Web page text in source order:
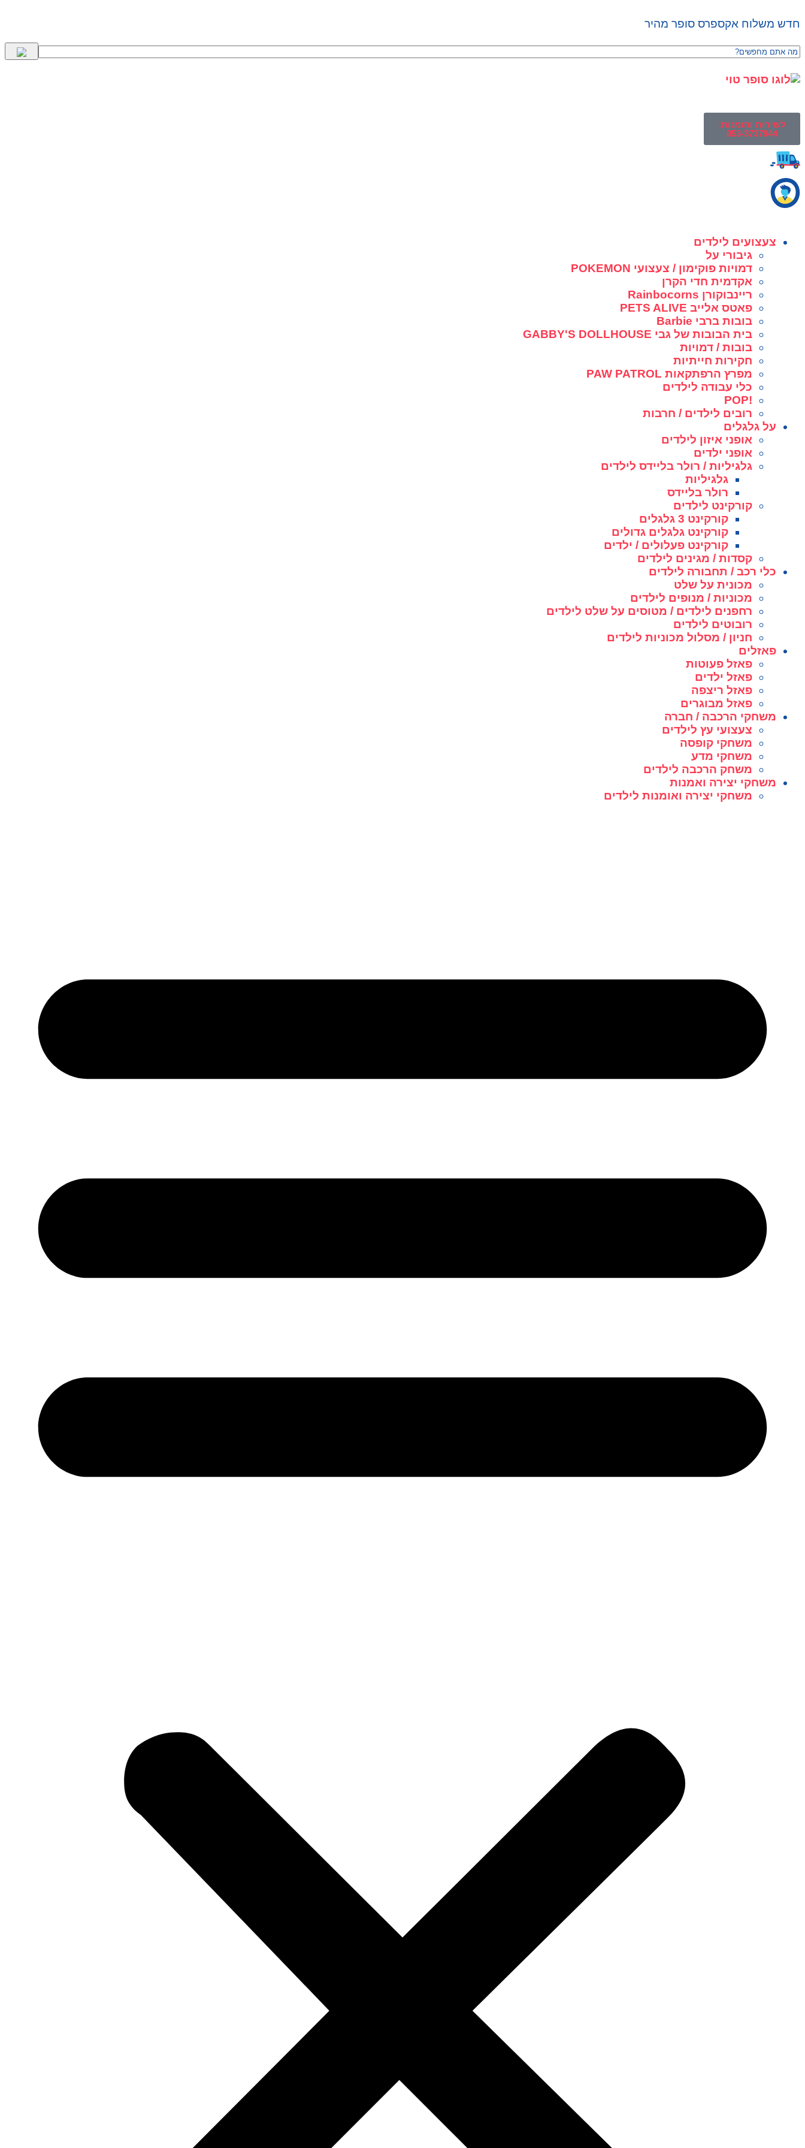
חדש משלוח אקספרס סופר מהיר
לשירות והזמנות:
053-3737944
צעצועים לילדים
גיבורי על
דמויות פוקימון / צעצועי POKEMON
אקדמית חדי הקרן
ריינבוקורן Rainbocorns
פאטס אלייב PETS ALIVE
בובות ברבי Barbie
בית הבובות של גבי GABBY'S DOLLHOUSE
בובות / דמויות
חקירות חייתיות
מפרץ הרפתקאות PAW PATROL
כלי עבודה לילדים
!POP
רובים לילדים / חרבות
על גלגלים
אופני איזון לילדים
אופני ילדים
גלגיליות / רולר בליידס לילדים
גלגיליות
רולר בליידס
קורקינט לילדים
קורקינט 3 גלגלים
קורקינט גלגלים גדולים
קורקינט פעלולים / ילדים
קסדות / מגינים לילדים
כלי רכב / תחבורה לילדים
מכונית על שלט
מכוניות / מנופים לילדים
רחפנים לילדים / מטוסים על שלט לילדים
רובוטים לילדים
חניון / מסלול מכוניות לילדים
פאזלים
פאזל פעוטות
פאזל ילדים
פאזל ריצפה
פאזל מבוגרים
משחקי הרכבה / חברה
צעצועי עץ לילדים
משחקי קופסה
משחקי מדע
משחק הרכבה לילדים
משחקי יצירה ואמנות
משחקי יצירה ואומנות לילדים